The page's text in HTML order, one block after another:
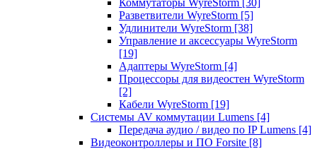
Коммутаторы WyreStorm [30]
Разветвители WyreStorm [5]
Удлинители WyreStorm [38]
Управление и аксессуары WyreStorm
[19]
Адаптеры WyreStorm [4]
Процессоры для видеостен WyreStorm
[2]
Кабели WyreStorm [19]
Системы AV коммутации Lumens [4]
Передача аудио / видео по IP Lumens [4]
Видеоконтроллеры и ПО Forsite [8]